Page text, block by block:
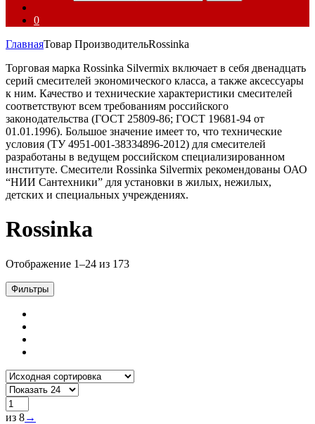
0
ГлавнаяТовар ПроизводительRossinka
Торговая марка Rossinka Silvermix включает в себя двенадцать
серий смесителей экономического класса, а также аксессуары
к ним. Качество и технические характеристики смесителей
соответствуют всем требованиям российского
законодательства (ГОСТ 25809-86; ГОСТ 19681-94 от
01.01.1996). Большое значение имеет то, что технические
условия (ТУ 4951-001-38334896-2012) для смесителей
разработаны в ведущем российском специализированном
институте. Смесители Rossinka Silvermix рекомендованы ОАО
“НИИ Сантехники” для установки в жилых, нежилых,
детских и специальных учреждениях.
Rossinka
Отображение 1–24 из 173
Фильтры
из 8→